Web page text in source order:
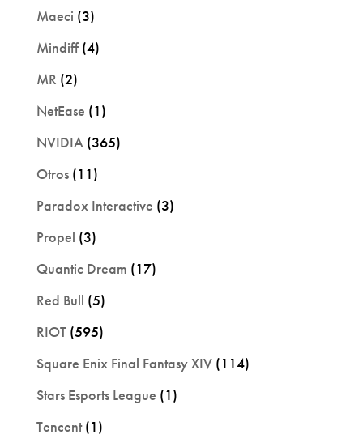
Maeci (3)
Mindiff(4)
MR (2)
NetEase (1)
NVIDIA(365)
Otros(11)
Paradox Interactive (3)
Propel (3)
Quantic Dream (17)
Red Bull (5)
RIOT(595)
Square Enix Final Fantasy XIV(114)
Stars Esports League (1)
Tencent(1)